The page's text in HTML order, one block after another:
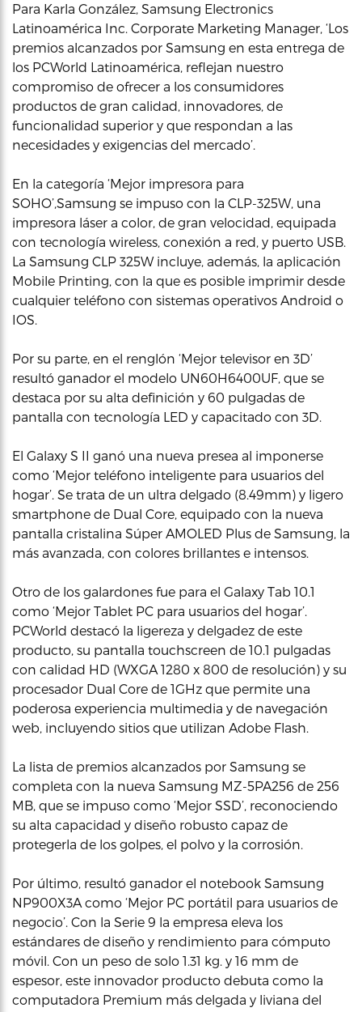
Para Karla González, Samsung Electronics
Latinoamérica Inc. Corporate Marketing Manager, ‘Los
premios alcanzados por Samsung en esta entrega de
los PCWorld Latinoamérica, reflejan nuestro
compromiso de ofrecer a los consumidores
productos de gran calidad, innovadores, de
funcionalidad superior y que respondan a las
necesidades y exigencias del mercado’.
En la categoría ‘Mejor impresora para
SOHO’,Samsung se impuso con la CLP-325W, una
impresora láser a color, de gran velocidad, equipada
con tecnología wireless, conexión a red, y puerto USB.
La Samsung CLP 325W incluye, además, la aplicación
Mobile Printing, con la que es posible imprimir desde
cualquier teléfono con sistemas operativos Android o
IOS.
Por su parte, en el renglón ‘Mejor televisor en 3D’
resultó ganador el modelo UN60H6400UF, que se
destaca por su alta definición y 60 pulgadas de
pantalla con tecnología LED y capacitado con 3D.
El Galaxy S II ganó una nueva presea al imponerse
como ‘Mejor teléfono inteligente para usuarios del
hogar’. Se trata de un ultra delgado (8.49mm) y ligero
smartphone de Dual Core, equipado con la nueva
pantalla cristalina Súper AMOLED Plus de Samsung, la
más avanzada, con colores brillantes e intensos.
Otro de los galardones fue para el Galaxy Tab 10.1
como ‘Mejor Tablet PC para usuarios del hogar’.
PCWorld destacó la ligereza y delgadez de este
producto, su pantalla touchscreen de 10.1 pulgadas
con calidad HD (WXGA 1280 x 800 de resolución) y su
procesador Dual Core de 1GHz que permite una
poderosa experiencia multimedia y de navegación
web, incluyendo sitios que utilizan Adobe Flash.
La lista de premios alcanzados por Samsung se
completa con la nueva Samsung MZ-5PA256 de 256
MB, que se impuso como ‘Mejor SSD’, reconociendo
su alta capacidad y diseño robusto capaz de
protegerla de los golpes, el polvo y la corrosión.
Por último, resultó ganador el notebook Samsung
NP900X3A como ‘Mejor PC portátil para usuarios de
negocio’. Con la Serie 9 la empresa eleva los
estándares de diseño y rendimiento para cómputo
móvil. Con un peso de solo 1.31 kg. y 16 mm de
espesor, este innovador producto debuta como la
computadora Premium más delgada y liviana del